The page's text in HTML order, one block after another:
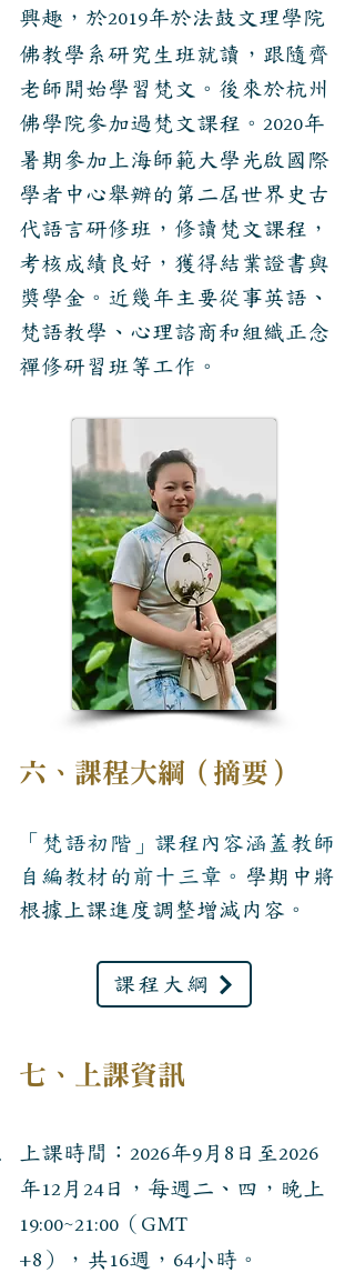
興趣，於2019年於法鼓文理學院
佛教學系研究生班就讀，跟隨齊
老師開始學習梵文。後來於杭州
佛學院參加過梵文課程。 2020年
暑期參加上海師範大學光啟國際
學者中心舉辦的第二屆世界史古
代語言研修班，修讀梵文課程，
考核成績良好，獲得結業證書與
獎學金。近幾年主要從事英語、
梵語教學、心理諮商和組織正念
禪修研習班等工作。
六、課程大綱（摘要）
「梵語初階」課程內容涵蓋教師
自編教材的前十三章。 學期中將
根據上課進度調整增減内容。
課程大綱
七、上課資訊
上課時間： 2026年9 月 8 日至2026
年12 月 24日，每週二 、四 ，晚上
19:00~21:00 （ GMT
+8 ），共16週， 64小時。